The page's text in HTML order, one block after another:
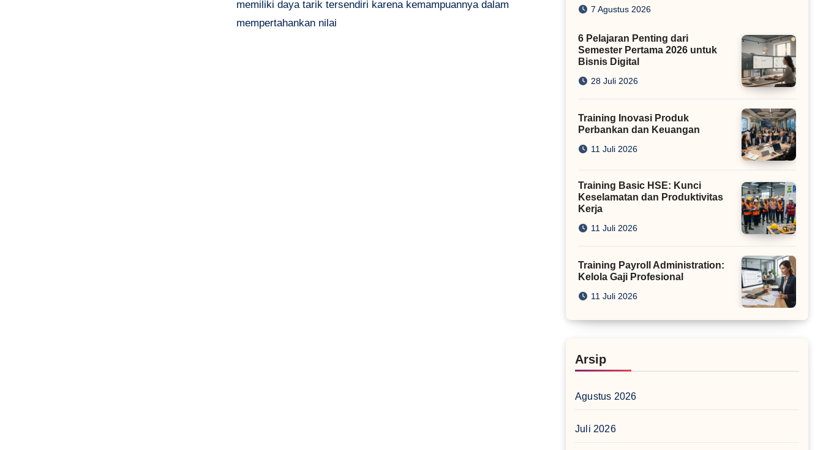
memiliki daya tarik tersendiri karena kemampuannya dalam
mempertahankan nilai
dengan Algoritma SEO Masa
7 Agustus 2026
6 Pelajaran Penting dari
Semester Pertama 2026 untuk
Bisnis Digital
28 Juli 2026
Training Inovasi Produk
Perbankan dan Keuangan
11 Juli 2026
Training Basic HSE: Kunci
Keselamatan dan Produktivitas
Kerja
11 Juli 2026
Training Payroll Administration:
Kelola Gaji Profesional
11 Juli 2026
Arsip
Agustus 2026
Juli 2026